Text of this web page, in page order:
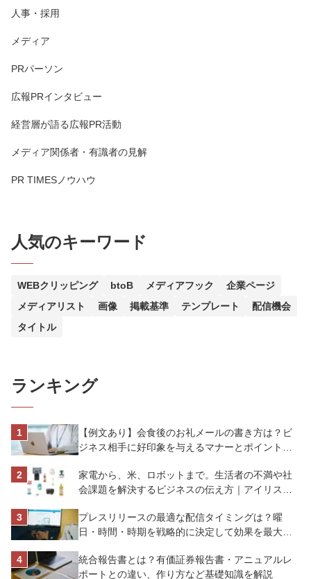
人事・採用
メディア
PRパーソン
広報PRインタビュー
経営層が語る広報PR活動
メディア関係者・有識者の見解
PR TIMESノウハウ
人気のキーワード
WEBクリッピング btoB メディアフック
企業ページ
メディアリスト
画像 掲載基準 テンプレート
配信機会
タイトル
ランキング
【例文あり】会食後のお礼メールの書き方は？ビ
ジネス相手に好印象を与えるマナーとポイントを
家電から、米、ロボットまで。生活者の不満や社
会課題を解決するビジネスの伝え方｜アイリスオ
プレスリリースの最適な配信タイミングは？曜
日・時間・時期を戦略的に決定して効果を最大化
統合報告書とは？有価証券報告書・アニュアルレ
ポートとの違い、作り方など基礎知識を解説